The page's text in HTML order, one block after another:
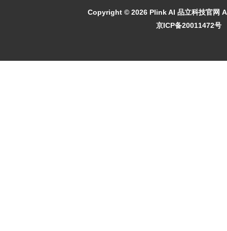
Copyright © 2026 Plink AI 品立科技官网
京ICP备20011472号